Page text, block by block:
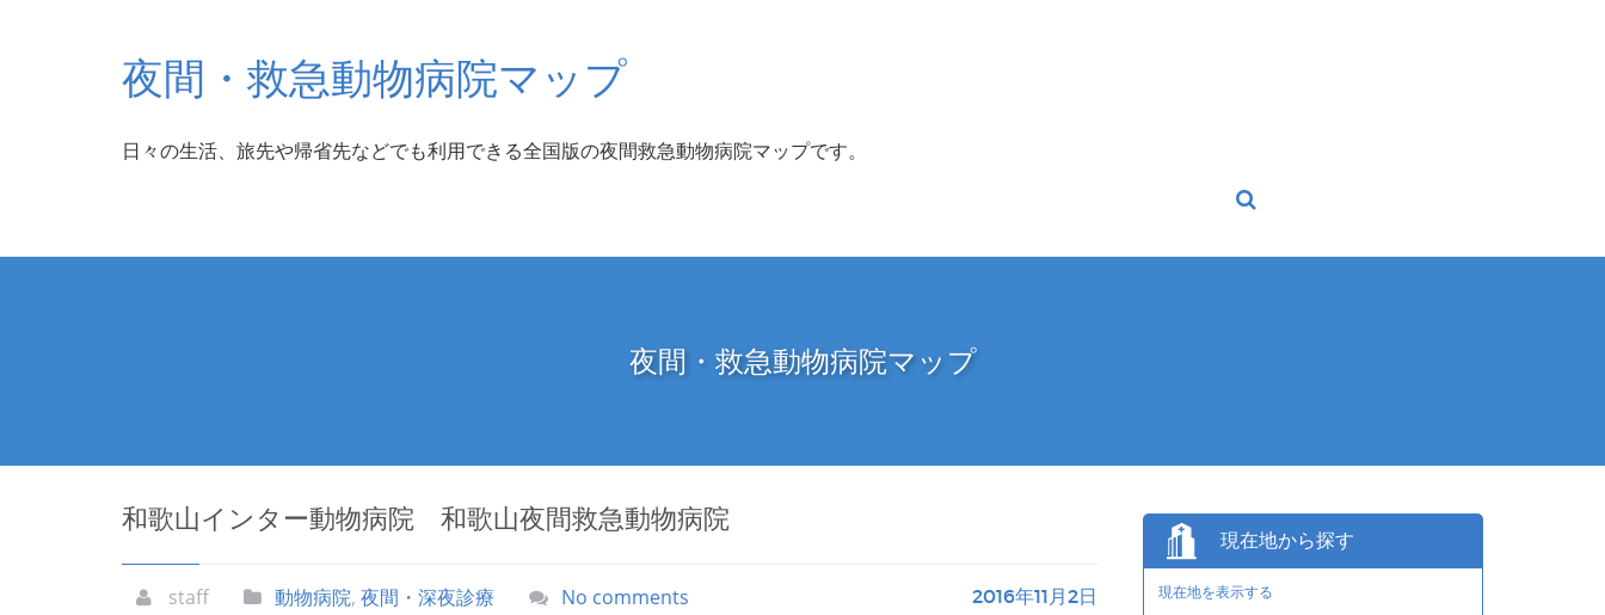
夜間・救急動物病院マップ
日々の生活、旅先や帰省先などでも利用できる全国版の夜間救急動物病院マップです。
夜間・救急動物病院マップ
和歌山インター動物病院 和歌山夜間救急動物病院
staff 動物病院, 夜間・深夜診療 No comments 2016年11月2日
現在地から探す
現在地を表示する